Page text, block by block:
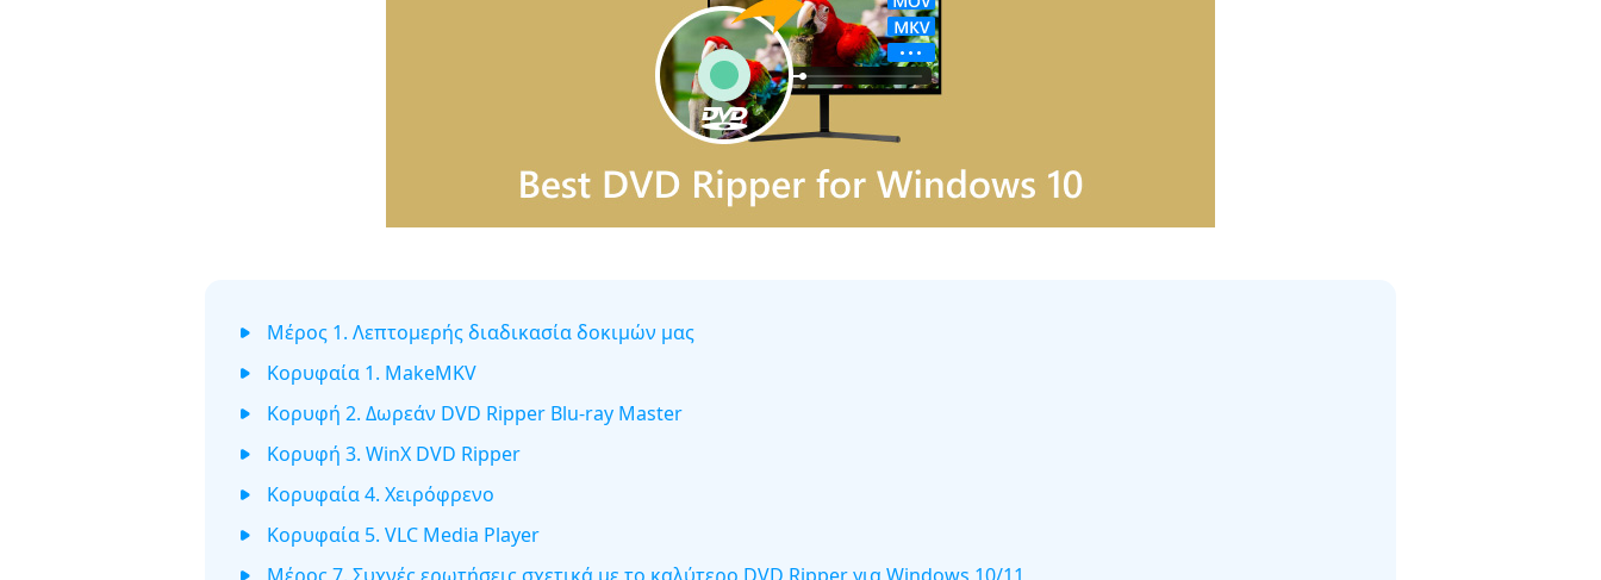
Μέρος 1. Λεπτομερής διαδικασία δοκιμών μας
Κορυφαία 1. MakeMKV
Κορυφή 2. Δωρεάν DVD Ripper Blu-ray Master
Κορυφή 3. WinX DVD Ripper
Κορυφαία 4. Χειρόφρενο
Κορυφαία 5. VLC Media Player